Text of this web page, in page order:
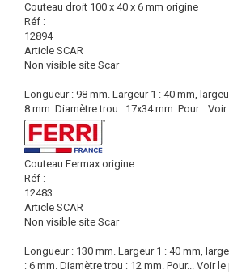
Couteau droit 100 x 40 x 6 mm origine
Réf :
12894
Article SCAR
Non visible site Scar
Longueur : 98 mm. Largeur 1 : 40 mm,
8 mm. Diamètre trou : 17x34 mm. Pour... Voir
Couteau Fermax origine
Réf :
12483
Article SCAR
Non visible site Scar
Longueur : 130 mm. Largeur 1 : 40 mm,
: 6 mm. Diamètre trou : 12 mm. Pour... Voir